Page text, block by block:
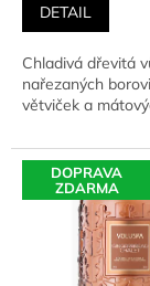
DETAIL
Chladivá dřevitá
nařezaných
větviček a
DOPRAVA
ZDARMA